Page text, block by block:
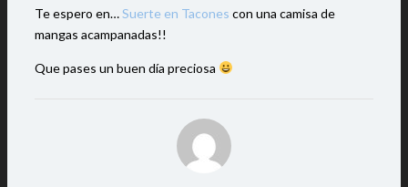
Te espero en…Suerte en Tacones con una camisa de
mangas acampanadas!!
Que pases un buen día preciosa